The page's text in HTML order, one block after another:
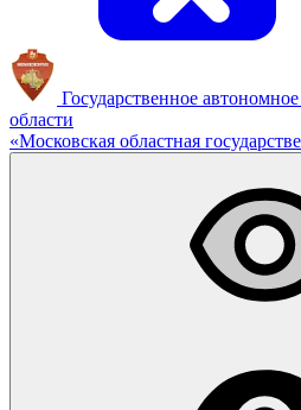
Государственное
области
«Московская областная